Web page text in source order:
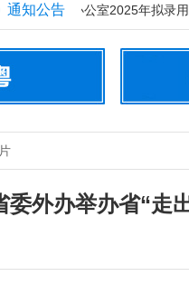
通知公告
作委员会办公室2025年拟录用
委外办举办省“走